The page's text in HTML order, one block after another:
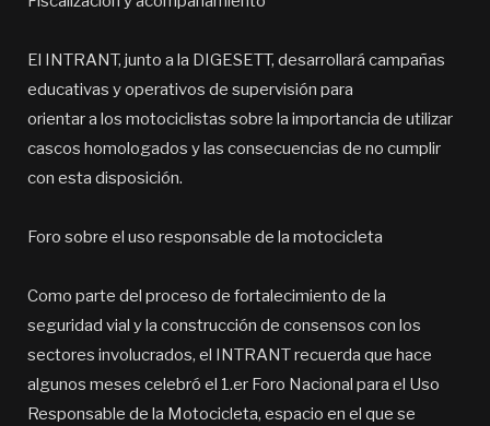
El INTRANT, junto a la DIGESETT, desarrollará campañas
educativas y operativos de supervisión para
orientar a los motociclistas sobre la importancia de utilizar
cascos homologados y las consecuencias de no cumplir
con esta disposición.
Foro sobre el uso responsable de la motocicleta
Como parte del proceso de fortalecimiento de la
seguridad vial y la construcción de consensos con los
sectores involucrados, el INTRANT recuerda que hace
algunos meses celebró el 1.er Foro Nacional para el Uso
Responsable de la Motocicleta, espacio en el que se